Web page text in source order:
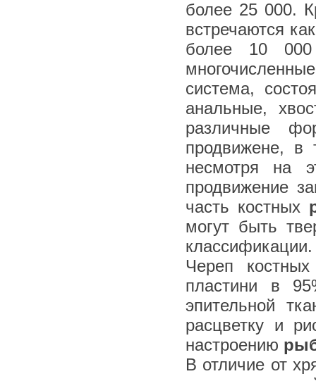
более 25 000.
встречаются
более 10
система,
анальные,
различные
продвижене, в
несмотря на
продвижение
часть костных
могут быть
классификации.
Череп
пластини в
эпительной
расцветку и
настроению
В отличие от